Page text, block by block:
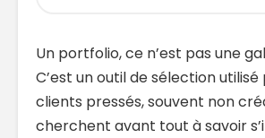
Un portfolio, ce n’est pas une
C’est un outil de sélection utilisé
clients pressés, souvent non
cherchent avant tout à savoir